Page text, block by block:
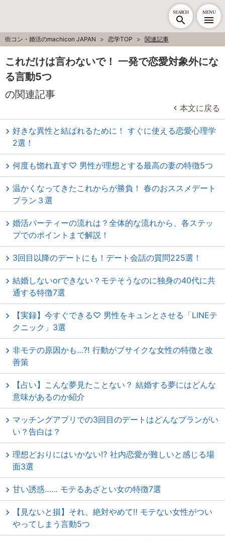
SEARCH MENU
街コン・婚活のmachicon JAPAN 恋学TOP 関連記事
これだけは言わないで！ 一発で恋愛対象外にな
る言動5つ
の関連記事
本文に戻る
好きな異性と結ばれるために！ すぐに使える恋愛心理学
2選！
何度も惚れ直す♡ 男性が理想とする最高の妻の特徴5つ
温かくなってきたこれからが勝負！ 春のおススメデート
プラン３選
婚活パーティーの流れは？全体的な流れから、各ステッ
プでのポイントまで解説！
3回目以降のデートにも！デート会話の質問225選！
結婚しないorできない？モテそうなのに独身の40代に共
通する特徴7選
【実録】今すぐできる♡ 男性をキュンとさせる「LINEテ
クニック」3選
非モテの原因かも…⁈ 行動がブサイクな女性の特徴と改
善策
【占い】こんな夢見たことない？ 結婚する夢にはどんな
意味があるのか紹介
マッチングアプリでの3回目のデートはどんなプランがい
い？告白は？
理想どおりにはいかない⁉ 社内恋愛が難しいと感じる場
面3選
甘い誘惑…… モテるあざとい女の特徴7選
【見ないと損】それ、絶対やめて‼ モテない女性がつい
やってしまう言動5つ